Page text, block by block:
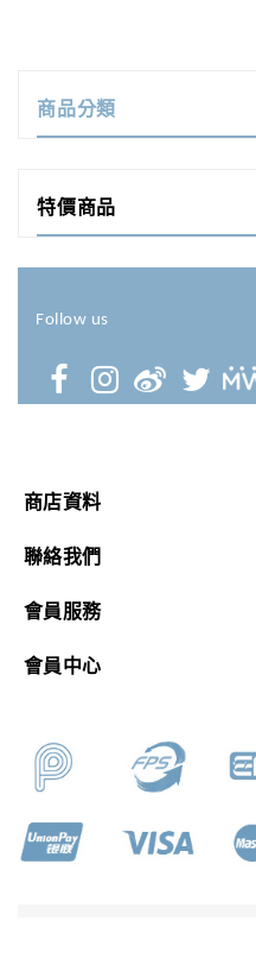
商品分類
特價商品
Follow us
商店資料
聯絡我們
會員服務
會員中心